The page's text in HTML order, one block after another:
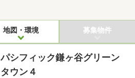
地図・環境 募集物件
パシフィック鎌ヶ谷グリーン
タウン４